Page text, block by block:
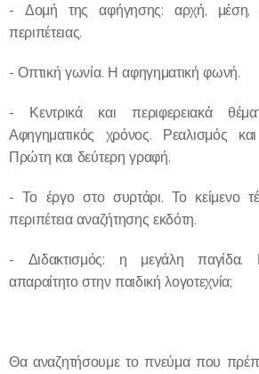
- Δομή της αφήγησης: αρχή, μέση,
περιπέτειας.
- Οπτική γωνία. Η αφηγηματική φωνή.
- Κεντρικά και περιφερειακά
Αφηγηματικός χρόνος. Ρεαλισμός
Πρώτη και δεύτερη γραφή.
- Το έργο στο συρτάρι. Το κείμενο
περιπέτεια αναζήτησης εκδότη.
- Διδακτισμός: η μεγάλη παγίδα.
απαραίτητο στην παιδική λογοτεχνία;
Θα αναζητήσουμε το πνεύμα που